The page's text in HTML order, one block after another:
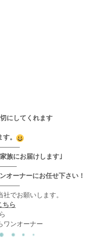
にしてくれます
。
族にお届けします｣
オーナーにお任せ下さい！
でお願いします。
ちら
ワンオーナー